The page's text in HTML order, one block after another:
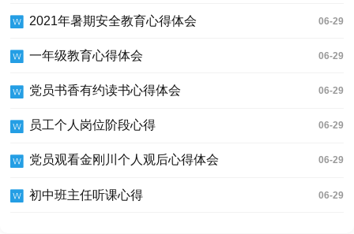
2021年暑期安全教育心得体会 06-29
一年级教育心得体会 06-29
党员书香有约读书心得体会 06-29
员工个人岗位阶段心得 06-29
党员观看金刚川个人观后心得体会 06-29
初中班主任听课心得 06-29